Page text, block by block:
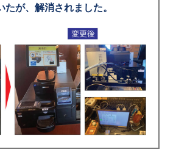
たが、解消されました。